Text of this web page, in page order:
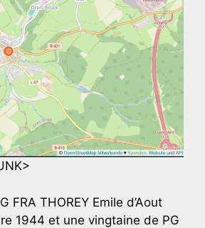
FRA THOREY Emile d’Aout
1944 et une vingtaine de PG